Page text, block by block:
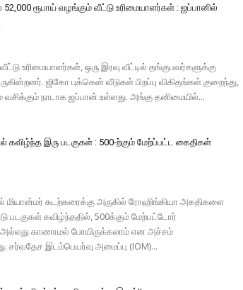
52,000 ரூபாய் வழங்கும் வீட்டு உரிமையாளர்கள் : ஜப்பானில்
உரிமையாளர்கள், ஒரு இரவு வீட்டில் தங்குபவர்களுக்கு
ஜிகோ புக்கென் வீடுகள் பிறப்பு விகிதங்கள் குறைந்து,
நாடாக ஜப்பான் உள்ளது. அங்கு தனிமையில்...
கவிழ்ந்த இரு படகுகள் : 500-ற்கும் மேற்ப்பட்ட கைதிகள்
மியான்மர் கடற்கரைக்கு அருகில் ரோஹிங்கியா அகதிகளை
படகுகள் கவிழ்ந்ததில், 500க்கும் மேற்பட்டோர்
அல்லது காணாமல் போயிருக்கலாம் என அச்சம்
சர்வதேச இடம்பெயர்வு அமைப்பு (IOM)...